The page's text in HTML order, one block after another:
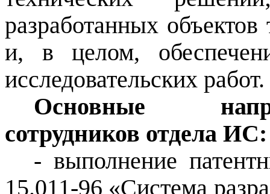
разработанных
и, в целом,
исследовательских работ.
Основные
сотрудников отдела ИС:
- выполнение
15.011-96 «Система